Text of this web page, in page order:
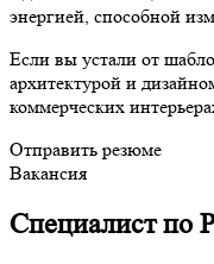
энергией, способной
Если вы устали от
архитектурой и
коммерческих
Отправить резюме
Вакансия
Специалист по